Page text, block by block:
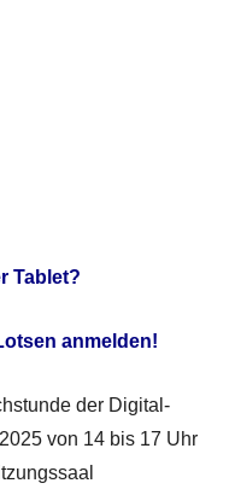
Tablet?
anmelden!
der Digital-
von 14 bis 17 Uhr